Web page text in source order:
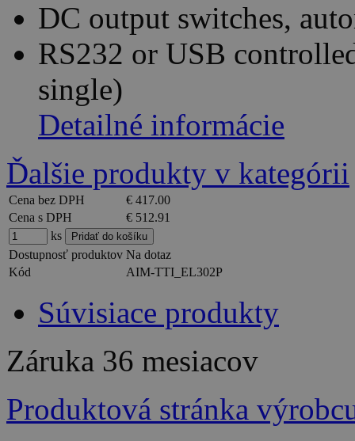
DC output switches,
RS232 or USB
single)
Detailné informácie
Ďalšie produkty v kategórii
Cena bez DPH
€ 417.00
Cena s DPH
€ 512.91
ks
Dostupnosť produktov Na dotaz
Kód
AIM-TTI_EL302P
Súvisiace produkty
Záruka 36 mesiacov
Produktová stránka